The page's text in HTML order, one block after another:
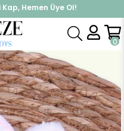
Hemen Al!
Hemen Üye Ol!
0